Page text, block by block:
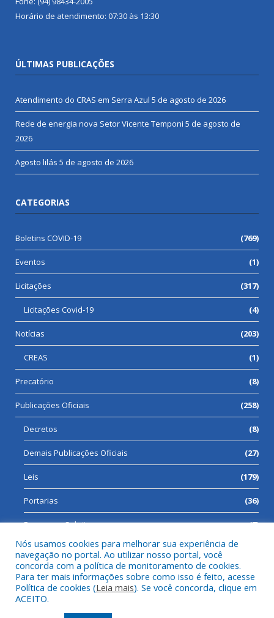
Horário de atendimento: 07:30 às 13:30
ÚLTIMAS PUBLICAÇÕES
Atendimento do CRAS em Serra Azul 5 de agosto de 2026
Rede de energia nova Setor Vicente Temponi 5 de agosto de
2026
Agosto lilás 5 de agosto de 2026
CATEGORIAS
Boletins COVID-19 (769)
Eventos (1)
Licitações (317)
Licitações Covid-19 (4)
Notícias (203)
CREAS (1)
Precatório (8)
Publicações Oficiais (258)
Decretos (8)
Demais Publicações Oficiais (27)
Leis (179)
Portarias (36)
Processos Seletivos (7)
Todos os direitos reservados a Prefeitura Municipal de Cumaru
do Norte.
Nós usamos cookies para melhorar sua experiência de
navegação no portal. Ao utilizar nosso portal, você
concorda com a política de monitoramento de cookies.
Para ter mais informações sobre como isso é feito, acesse
Política de cookies (Leia mais). Se você concorda, clique em
ACEITO.